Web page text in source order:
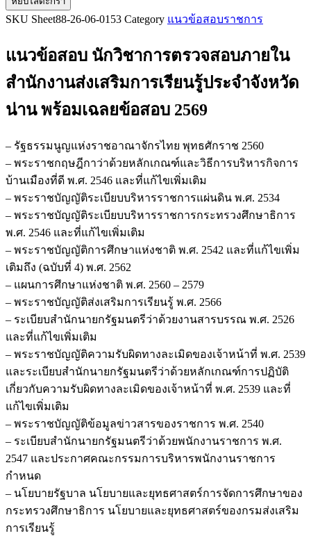
ข้อสอบ
วิชาการ
ตรวจ
สอบ
ภายใน
ส่ง
เสริม
การ
เรียน
ประจำ
จังหวัด
น่าน
ชิ้น
SKU Sheet88-26-06-0153 Category แนวข้อสอบราชการ
แนวข้อสอบ นักวิชาการตรวจสอบภายใน
สำนักงานส่งเสริมการเรียนรู้ประจำจังหวัด
น่านพร้อมเฉลยข้อสอบ 2569
– รัฐธรรมนูญแห่งราชอาณาจักรไทย พุทธศักราช 2560
– พระราชกฤษฎีกาว่าด้วยหลักเกณฑ์และวิธีการบริหารกิจการ
บ้านเมืองที่ดี พ.ศ. 2546 และที่แก้ไขเพิ่มเติม
– พระราชบัญญัติระเบียบบริหารราชการแผ่นดิน พ.ศ. 2534
– พระราชบัญญัติระเบียบบริหารราชการกระทรวงศึกษาธิการ
พ.ศ. 2546 และที่แก้ไขเพิ่มเติม
– พระราชบัญญัติการศึกษาแห่งชาติ พ.ศ. 2542 และที่แก้ไขเพิ่ม
เติมถึง (ฉบับที่ 4) พ.ศ. 2562
– แผนการศึกษาแห่งชาติ พ.ศ. 2560 – 2579
– พระราชบัญญัติส่งเสริมการเรียนรู้ พ.ศ. 2566
– ระเบียบสำนักนายกรัฐมนตรีว่าด้วยงานสารบรรณ พ.ศ. 2526
และที่แก้ไขเพิ่มเติม
– พระราชบัญญัติความรับผิดทางละเมิดของเจ้าหน้าที่ พ.ศ. 2539
และระเบียบสำนักนายกรัฐมนตรีว่าด้วยหลักเกณฑ์การปฏิบัติ
เกี่ยวกับความรับผิดทางละเมิดของเจ้าหน้าที่ พ.ศ. 2539 และที่
แก้ไขเพิ่มเติม
– พระราชบัญญัติข้อมูลข่าวสารของราชการ พ.ศ. 2540
– ระเบียบสำนักนายกรัฐมนตรีว่าด้วยพนักงานราชการ พ.ศ.
2547 และประกาศคณะกรรมการบริหารพนักงานราชการ
กำหนด
– นโยบายรัฐบาล นโยบายและยุทธศาสตร์การจัดการศึกษาของ
กระทรวงศึกษาธิการ นโยบายและยุทธศาสตร์ของกรมส่งเสริม
การเรียนรู้